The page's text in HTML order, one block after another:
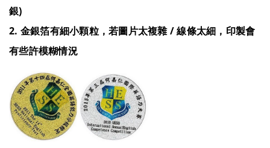
銀)
2. 金銀箔有細小顆粒，若圖片太複雜 / 線條太細，印製會
有些許模糊情況